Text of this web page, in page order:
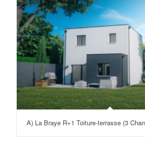
A) La Braye R+1 Toiture-terrasse (3